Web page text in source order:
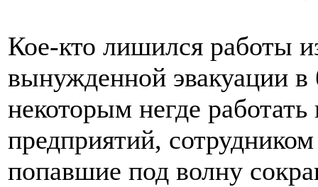
Кое-кто лишился работы
вынужденной эвакуации в
некоторым негде
предприятий,
попавшие под волну